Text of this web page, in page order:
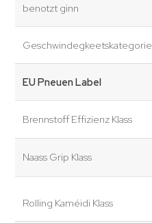
benotzt ginn
Geschwindegkeetskategorie
EU Pneuen Label
Brennstoff Effizienz Klass
Naass Grip Klass
Rolling Kaméidi Klass